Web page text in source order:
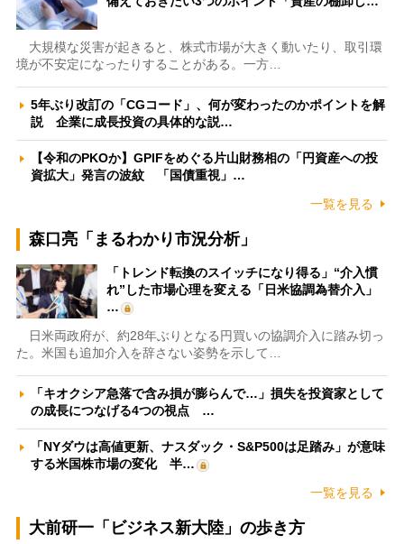
大規模な災害が起きると、株式市場が大きく動いたり、取引環
境が不安定になったりすることがある。一方…
5年ぶり改訂の「CGコード」、何が変わったのかポイントを解
説 企業に成長投資の具体的な説…
【令和のPKOか】GPIFをめぐる片山財務相の「円資産への投
資拡大」発言の波紋 「国債重視」…
一覧を見る
森口亮「まるわかり市況分析」
「トレンド転換のスイッチになり得る」“介入慣
れ”した市場心理を変える「日米協調為替介入」
…
日米両政府が、約28年ぶりとなる円買いの協調介入に踏み切っ
た。米国も追加介入を辞さない姿勢を示して…
「キオクシア急落で含み損が膨らんで…」損失を投資家として
の成長につなげる4つの視点 …
「NYダウは高値更新、ナスダック・S&P500は足踏み」が意味
する米国株市場の変化 半…
一覧を見る
大前研一「ビジネス新大陸」の歩き方